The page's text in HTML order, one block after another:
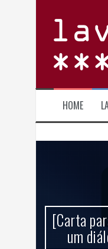
HOME
[Carta
um